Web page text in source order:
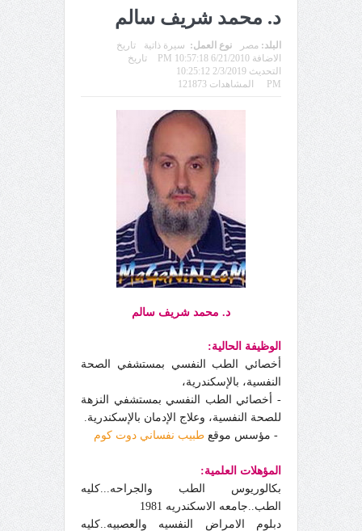
د. محمد شريف سالم
البلد: مصر نوع العمل: سيرة ذاتية
تاريخ
الاضافة 6/21/2010 10:57:18 PM
تاريخ
التحديث 2/3/2019 10:25:12
PM
المشاهدات 121873
د. محمد شريف سالم
الوظيفة الحالية:
أخصائي الطب النفسي بمستشفي الصحة
النفسية، بالإسكندرية،
- أخصائي الطب النفسي بمستشفي النزهة
للصحة النفسية، وعلاج الإدمان بالإسكندرية.
- مؤسس موقع طبيب نفساني دوت كوم
المؤهلات العلمية:
بكالوريوس الطب والجراحه...كليه
الطب..جامعه الاسكندريه 1981
دبلوم الامراض النفسيه والعصبيه..كليه